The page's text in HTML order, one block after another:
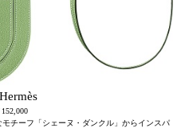
チーフ「シェーヌ・ダンクル」からインスパ